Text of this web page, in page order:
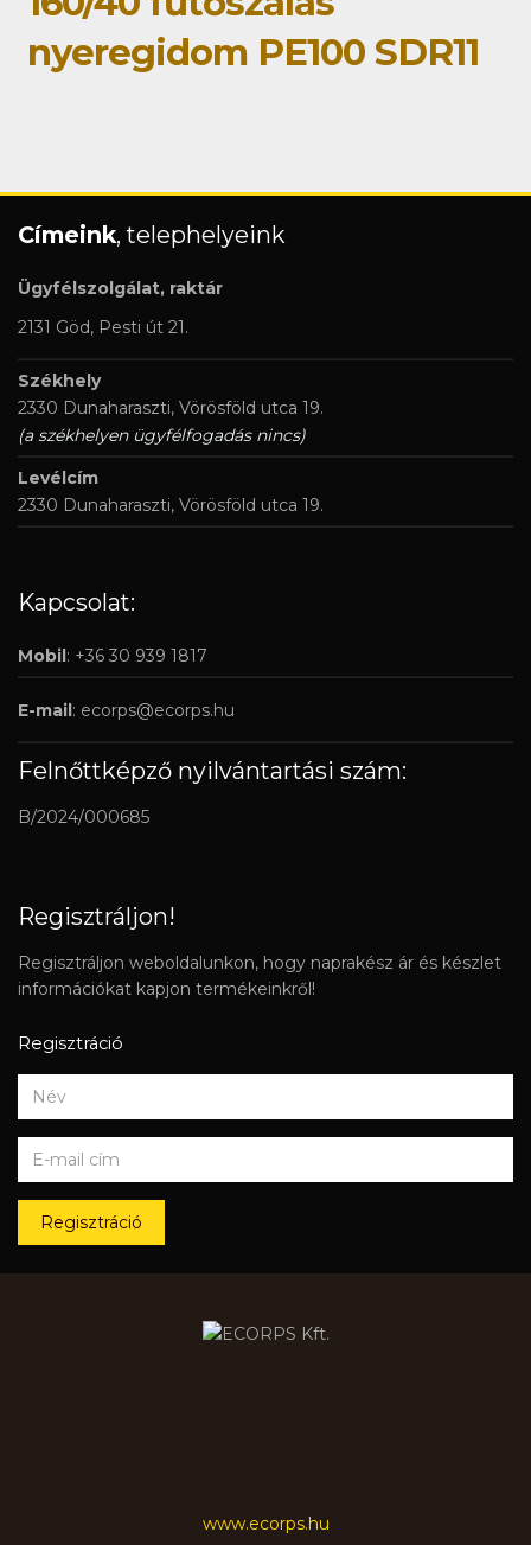
nyeregidom PE100 SDR11
Címeink, telephelyeink
Ügyfélszolgálat, raktár
2131 Göd, Pesti út 21.
Székhely
2330 Dunaharaszti, Vörösföld utca 19.
(a székhelyen ügyfélfogadás nincs)
Levélcím
2330 Dunaharaszti, Vörösföld utca 19.
Kapcsolat:
Mobil: +36 30 939 1817
E-mail: ecorps@ecorps.hu
Felnőttképző nyilvántartási szám:
B/2024/000685
Regisztráljon!
Regisztráljon weboldalunkon, hogy naprakész ár és készlet
információkat kapjon termékeinkről!
Regisztráció
Regisztráció
www.ecorps.hu